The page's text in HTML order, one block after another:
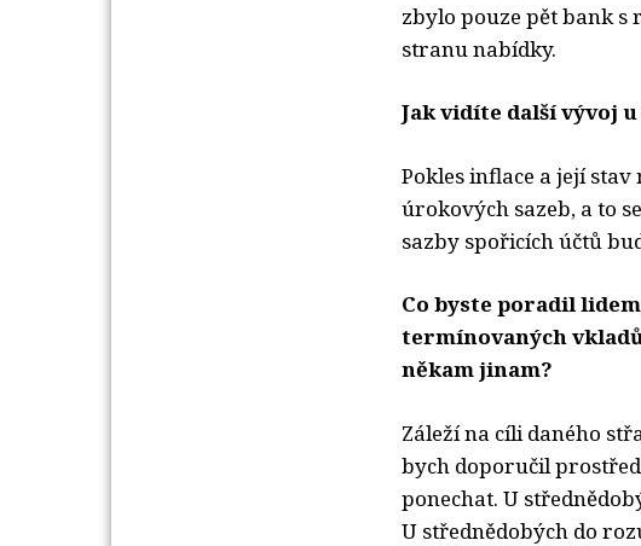
zbylo pouze pět bank
stranu nabídky.
Jak vidíte další vývoj
Pokles inflace a její
úrokových sazeb, a to
sazby spořicích účtů
Co byste poradil
termínovaných
někam jinam?
Záleží na cíli daného
bych doporučil
ponechat. U
U střednědobých do